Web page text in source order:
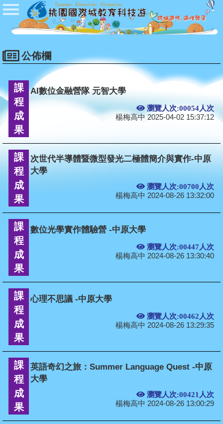
首頁
公佈欄
開課公告
學校登入
學生登入
管理者登入
Q&A
公佈欄
課
程
成
果
AI數位金融營隊 元智大學
瀏覽人次:00054人次
楊梅高中 2025-04-02 15:37:12
課
程
成
果
次世代半導體暨微型發光二極體簡介與實作-中原
大學
瀏覽人次:00700人次
楊梅高中 2024-08-26 13:32:00
課
程
成
果
數位光學實作體驗營 -中原大學
瀏覽人次:00447人次
楊梅高中 2024-08-26 13:30:40
課
程
成
果
心理不思議 -中原大學
瀏覽人次:00462人次
楊梅高中 2024-08-26 13:29:35
課
程
成
果
英語奇幻之旅：Summer Language Quest -中原
大學
瀏覽人次:00421人次
楊梅高中 2024-08-26 13:00:29